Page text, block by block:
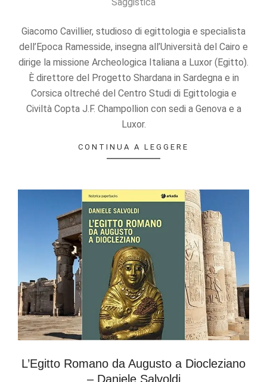
Giacomo Cavillier, studioso di egittologia e specialista
dell’Epoca Ramesside, insegna all’Università del Cairo e
dirige la missione Archeologica Italiana a Luxor (Egitto).
È direttore del Progetto Shardana in Sardegna e in
Corsica oltreché del Centro Studi di Egittologia e
Civiltà Copta J.F. Champollion con sedi a Genova e a
Luxor.
CONTINUA A LEGGERE
L’Egitto Romano da Augusto a Diocleziano
– Daniele Salvoldi